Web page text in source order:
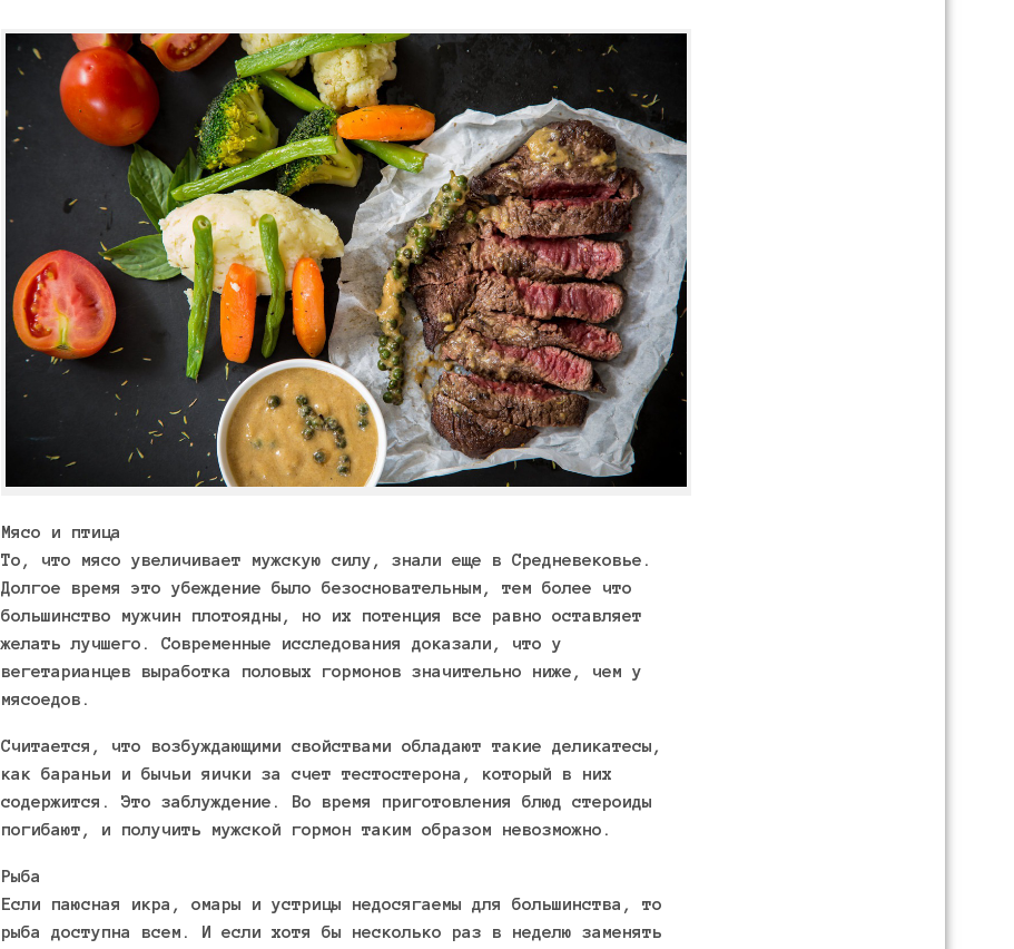
Мясо и птица
То, что мясо увеличивает мужскую силу, знали еще в Средневековье.
Долгое время это убеждение было безосновательным, тем более что
большинство мужчин плотоядны, но их потенция все равно оставляет
желать лучшего. Современные исследования доказали, что у
вегетарианцев выработка половых гормонов значительно ниже, чем у
мясоедов.
Считается, что возбуждающими свойствами обладают такие деликатесы,
как бараньи и бычьи яички за счет тестостерона, который в них
содержится. Это заблуждение. Во время приготовления блюд стероиды
погибают, и получить мужской гормон таким образом невозможно.
Рыба
Если паюсная икра, омары и устрицы недосягаемы для большинства, то
рыба доступна всем. И если хотя бы несколько раз в неделю заменять